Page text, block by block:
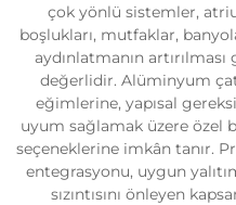
çok yönlü sistemler,
boşlukları, mutfaklar,
aydınlatmanın
değerlidir. Alüminyum
eğimlerine, yapısal
uyum sağlamak üzere özel
seçeneklerine imkân tanır.
entegrasyonu, uygun
sızıntısını önleyen